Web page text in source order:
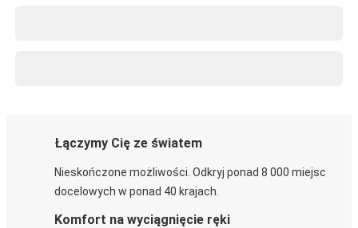
Łączymy Cię ze światem
Nieskończone możliwości. Odkryj ponad 8 000 miejsc
docelowych w ponad 40 krajach.
Komfort na wyciągnięcie ręki